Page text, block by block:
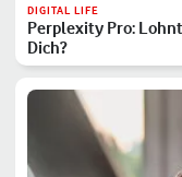
DIGITAL LIFE
Perplexity Pro:
Dich?